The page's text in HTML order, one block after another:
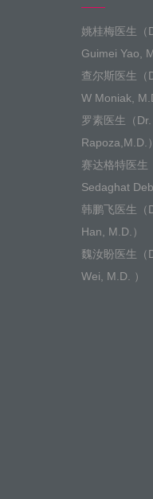
姚桂梅医生（
Guimei Yao,
查尔斯医生（
W Moniak,
罗素医生（
Rapoza,M.D.）
赛达格特医生
Sedaghat
韩鹏飞医生（
Han, M.D.）
魏汝盼医生（
Wei, M.D. ）